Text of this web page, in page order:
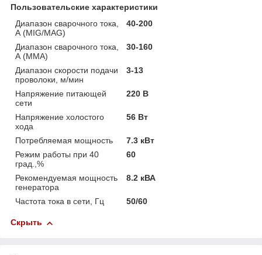
Пользовательские характеристики
Диапазон сварочного тока,
А (MIG/MAG)
40-200
Диапазон сварочного тока,
А (MMA)
30-160
Диапазон скорости подачи
проволоки, м/мин
3-13
Напряжение питающей
сети
220 В
Напряжение холостого
хода
56 Вт
Потребляемая мощность
7.3 кВт
Режим работы при 40
град.,%
60
Рекомендуемая мощность
генератора
8.2 кВА
Частота тока в сети, Гц 50/60
Скрыть